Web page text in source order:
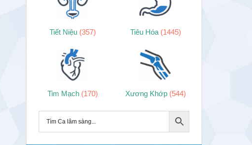
Tiết Niệu (357) Tiêu Hóa (1445)
Tim Mạch (170) Xương Khớp (544)